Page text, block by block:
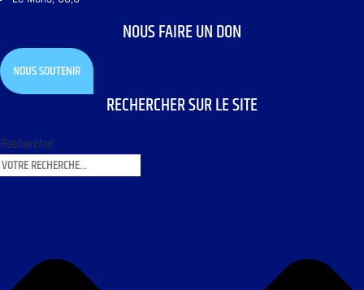
NOUS FAIRE UN DON
NOUS SOUTENIR
RECHERCHER SUR LE SITE
Rechercher